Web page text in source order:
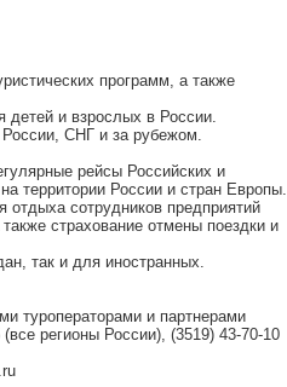
программ, а также
детей и взрослых в России.
России, СНГ и за рубежом.
рейсы Российских и
территории России и стран Европы.
отдыха сотрудников предприятий
страхование отмены поездки и
так и для иностранных.
туроператорами и партнерами
регионы России), (3519) 43-70-10